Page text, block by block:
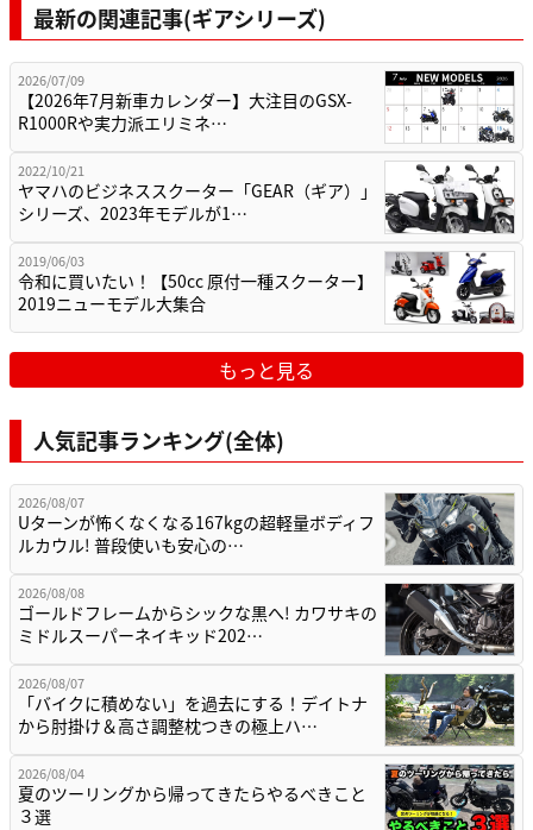
最新の関連記事(ギアシリーズ)
2026/07/09
【2026年7月新車カレンダー】大注目のGSX-
R1000Rや実力派エリミネ…
2022/10/21
ヤマハのビジネススクーター「GEAR（ギア）」
シリーズ、2023年モデルが1…
2019/06/03
令和に買いたい！【50cc 原付一種スクーター】
2019ニューモデル大集合
もっと見る
人気記事ランキング(全体)
2026/08/07
Uターンが怖くなくなる167kgの超軽量ボディフ
ルカウル! 普段使いも安心の…
2026/08/08
ゴールドフレームからシックな黒へ! カワサキの
ミドルスーパーネイキッド202…
2026/08/07
「バイクに積めない」を過去にする！デイトナ
から肘掛け＆高さ調整枕つきの極上ハ…
2026/08/04
夏のツーリングから帰ってきたらやるべきこと
３選